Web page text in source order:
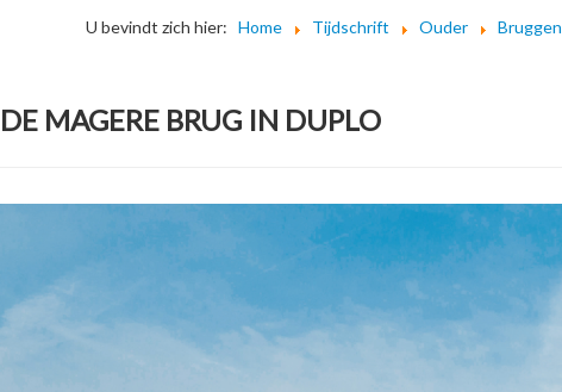
U bevindt zich hier: Home Tijdschrift Ouder Bruggen
DE MAGERE BRUG IN DUPLO